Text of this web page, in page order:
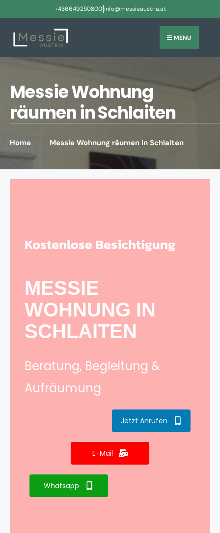
+436649250800|info@messieaustria.at
MENU
Messie Wohnung
räumen in Schlaiten
Home Messie Wohnung räumen in Schlaiten
Kostenlose Besichtigung
MESSIE
WOHNUNG IN
SCHLAITEN
Beratung, Begleitung &
Aufräumung
Jetzt Anrufen
E-Mail
Whatsapp